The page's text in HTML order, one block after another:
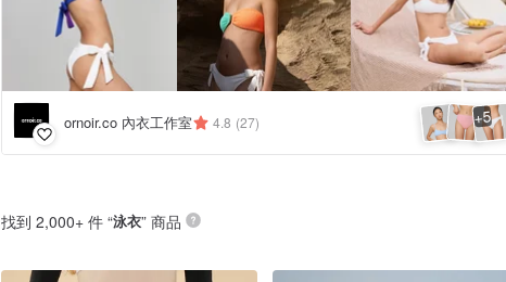
ornoir.co 內衣工作室 4.8 (27) +5
找到 2,000+ 件 “泳衣” 商品